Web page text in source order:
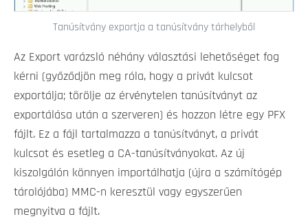
Tanúsítvány exportja a tanúsítvány tárhelyből
Az Export varázsló néhány választási lehetőséget fog
kérni (győződjön meg róla, hogy a privát kulcsot
exportálja; törölje az érvénytelen tanúsítványt az
exportálása után a szerveren) és hozzon létre egy PFX
fájlt. Ez a fájl tartalmazza a tanúsítványt, a privát
kulcsot és esetleg a CA-tanúsítványokat. Az új
kiszolgálón könnyen importálhatja (újra a számítógép
tárolójába) MMC-n keresztül vagy egyszerűen
megnyitva a fájlt.